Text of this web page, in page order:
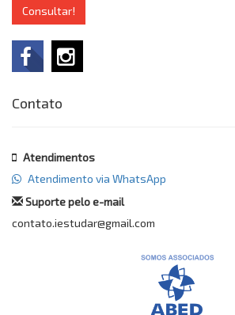
Consultar!
Contato
Atendimentos
Atendimento via WhatsApp
Suporte pelo e-mail
contato.iestudar@gmail.com